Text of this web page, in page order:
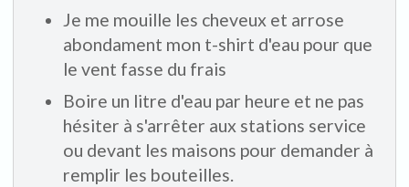
Je me mouille les cheveux et arrose
abondament mon t-shirt d'eau pour que
le vent fasse du frais
Boire un litre d'eau par heure et ne pas
hésiter à s'arrêter aux stations service
ou devant les maisons pour demander à
remplir les bouteilles.